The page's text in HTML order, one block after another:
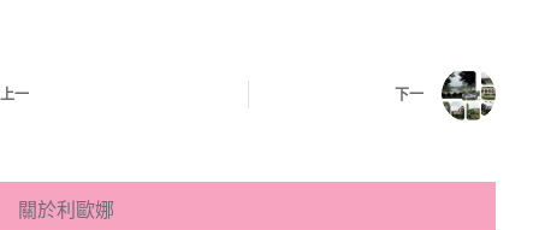
上一 下一
關於利歐娜